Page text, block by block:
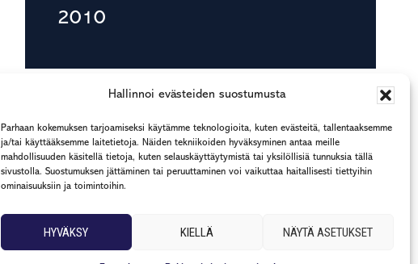
Hallinnoi evästeiden suostumusta
Parhaan kokemuksen tarjoamiseksi käytämme teknologioita, kuten evästeitä, tallentaaksemme
ja/tai käyttääksemme laitetietoja. Näiden tekniikoiden hyväksyminen antaa meille
mahdollisuuden käsitellä tietoja, kuten selauskäyttäytymistä tai yksilöllisiä tunnuksia tällä
sivustolla. Suostumuksen jättäminen tai peruuttaminen voi vaikuttaa haitallisesti tiettyihin
ominaisuuksiin ja toimintoihin.
HYVÄKSY KIELLÄ NÄYTÄ ASETUKSET
2010